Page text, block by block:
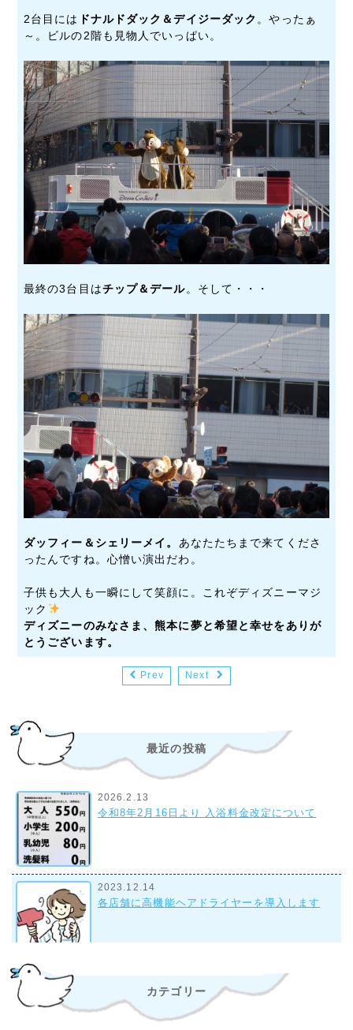
2台目には ドナルドダック＆デイジーダック 。やったぁ
～。ビルの2階も見物人でいっぱい。
最終の3台目はチップ＆デール。そして・・・
ダッフィー＆ シェリーメイ。 あなたたちまで来てくださ
ったんですね。心憎い演出だわ。
子供も大人も一瞬にして笑顔に。これぞディズニーマジ
ック
ディズニーのみなさま、熊本に夢と希望と幸せをありが
とうございます。
Prev Next
最近の投稿
2026.2.13
令和8年2月16日より 入浴料金改定について
2023.12.14
各店舗に高機能ヘアドライヤーを導入します
組合事務所について
カテゴリー